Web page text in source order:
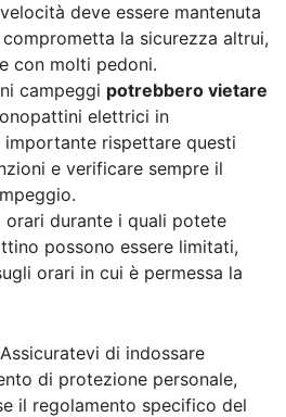
deve essere mantenuta
la sicurezza altrui,
con molti pedoni.
campeggi potrebbero vietare
elettrici in
importante rispettare questi
e verificare sempre il
orari durante i quali potete
possono essere limitati,
orari in cui è permessa la
di indossare
di protezione personale,
il regolamento specifico del